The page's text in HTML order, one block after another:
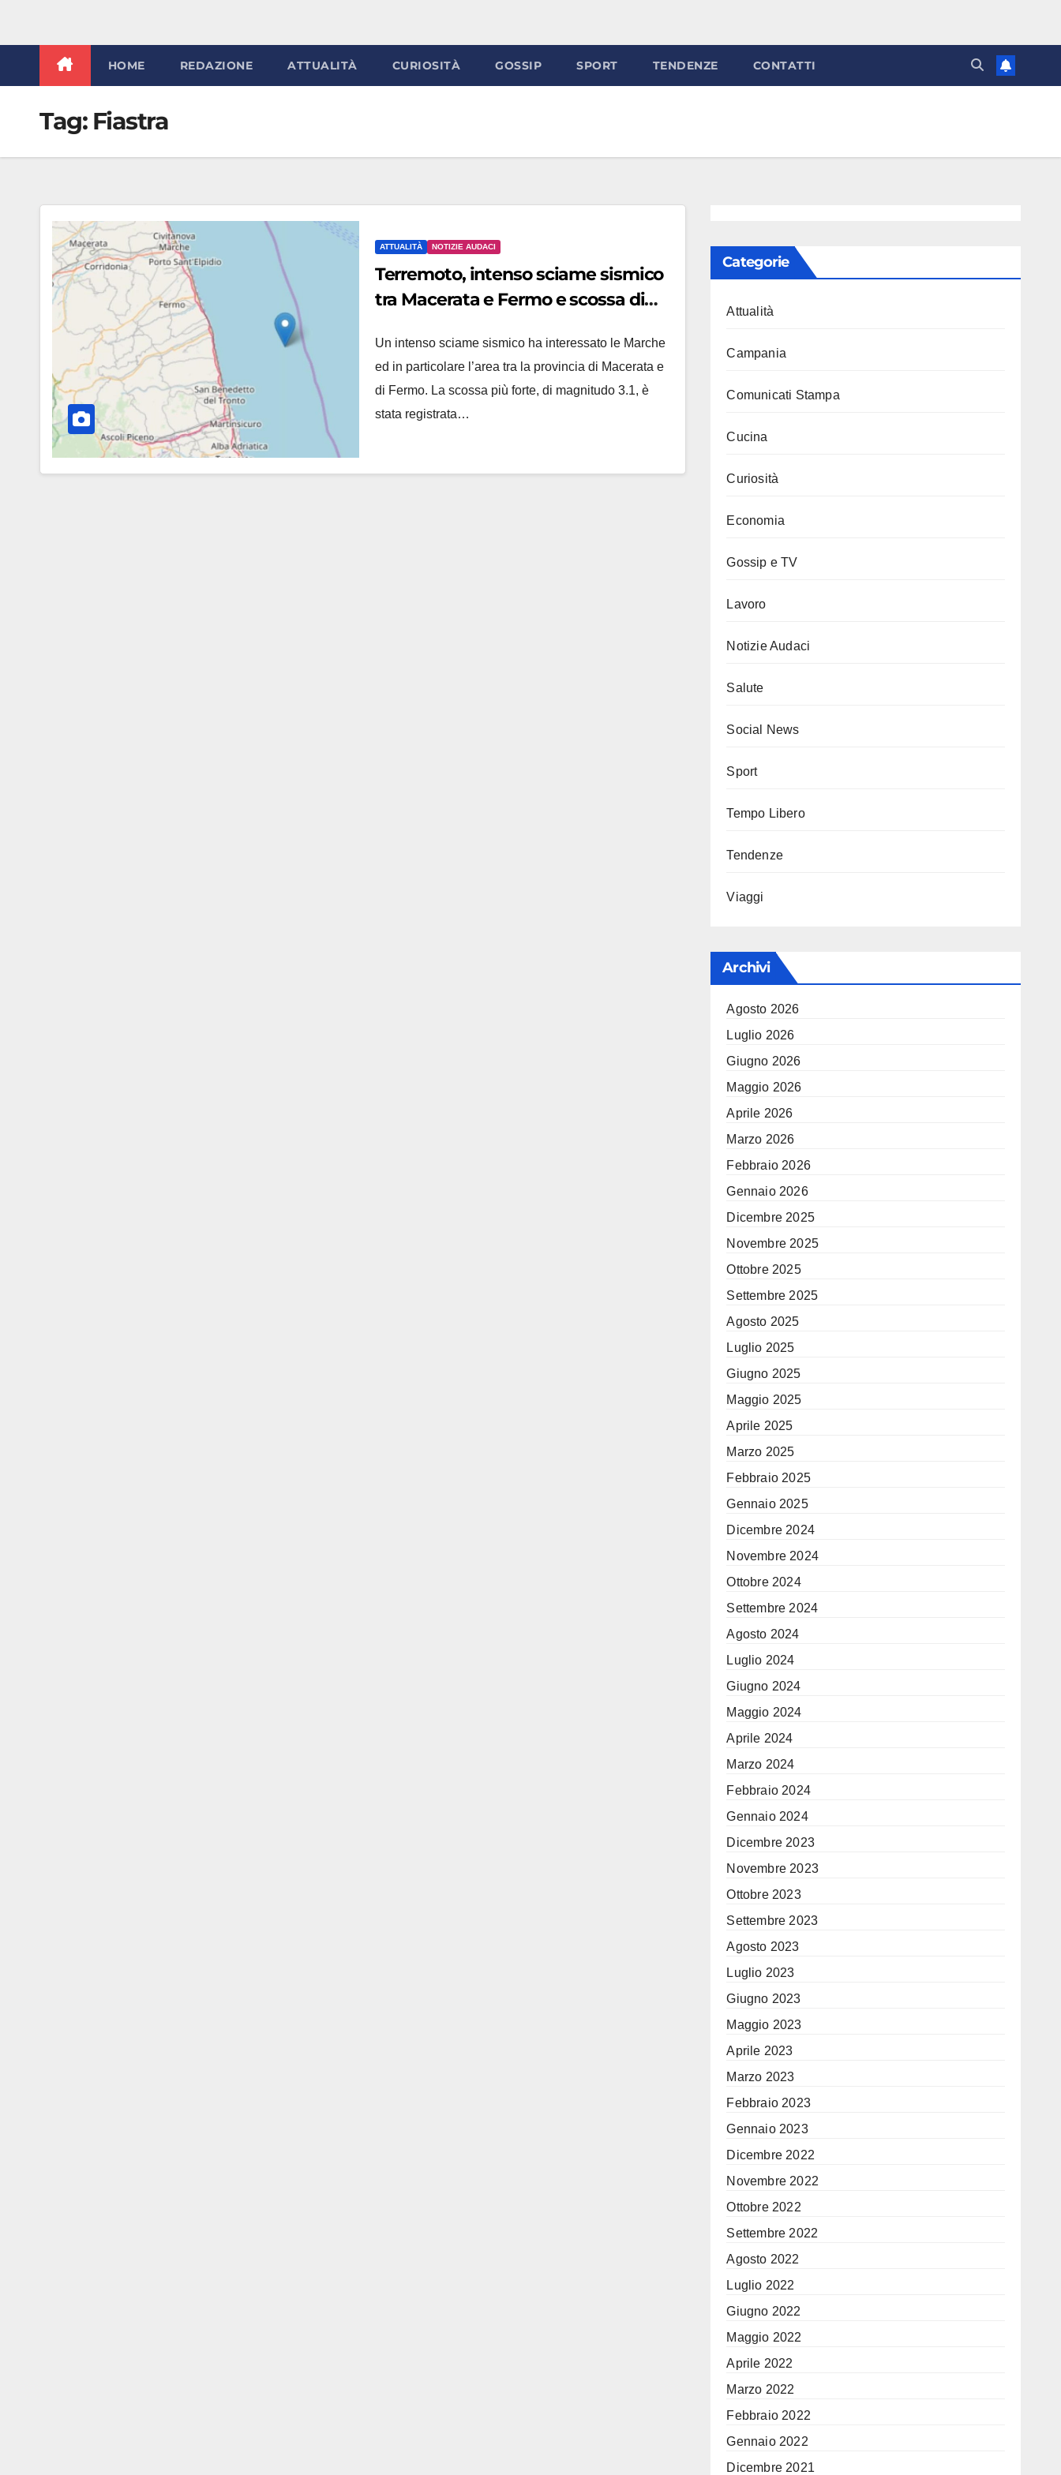
HOME REDAZIONE ATTUALITÀ CURIOSITÀ GOSSIP SPORT TENDENZE CONTATTI
Tag: Fiastra
ATTUALITÀ NOTIZIE AUDACI
Terremoto, intenso sciame sismico
tra Macerata e Fermo e scossa di
Vittoria in Matenano
Un intenso sciame sismico ha interessato le Marche
ed in particolare l’area tra la provincia di Macerata e
di Fermo. La scossa più forte, di magnitudo 3.1, è
stata registrata…
Categorie
Attualità
Campania
Comunicati Stampa
Cucina
Curiosità
Economia
Gossip e TV
Lavoro
Notizie Audaci
Salute
Social News
Sport
Tempo Libero
Tendenze
Viaggi
Archivi
Agosto 2026
Luglio 2026
Giugno 2026
Maggio 2026
Aprile 2026
Marzo 2026
Febbraio 2026
Gennaio 2026
Dicembre 2025
Novembre 2025
Ottobre 2025
Settembre 2025
Agosto 2025
Luglio 2025
Giugno 2025
Maggio 2025
Aprile 2025
Marzo 2025
Febbraio 2025
Gennaio 2025
Dicembre 2024
Novembre 2024
Ottobre 2024
Settembre 2024
Agosto 2024
Luglio 2024
Giugno 2024
Maggio 2024
Aprile 2024
Marzo 2024
Febbraio 2024
Gennaio 2024
Dicembre 2023
Novembre 2023
Ottobre 2023
Settembre 2023
Agosto 2023
Luglio 2023
Giugno 2023
Maggio 2023
Aprile 2023
Marzo 2023
Febbraio 2023
Gennaio 2023
Dicembre 2022
Novembre 2022
Ottobre 2022
Settembre 2022
Agosto 2022
Luglio 2022
Giugno 2022
Maggio 2022
Aprile 2022
Marzo 2022
Febbraio 2022
Gennaio 2022
Dicembre 2021